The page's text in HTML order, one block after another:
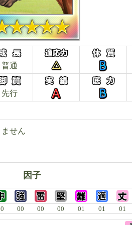
普通
先行
せん
因子
00 00 00 01 01 01